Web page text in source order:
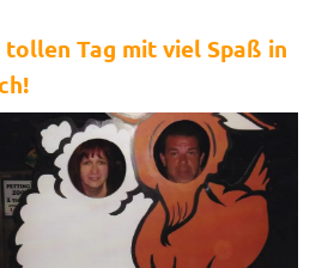
Tag mit viel Spaß in